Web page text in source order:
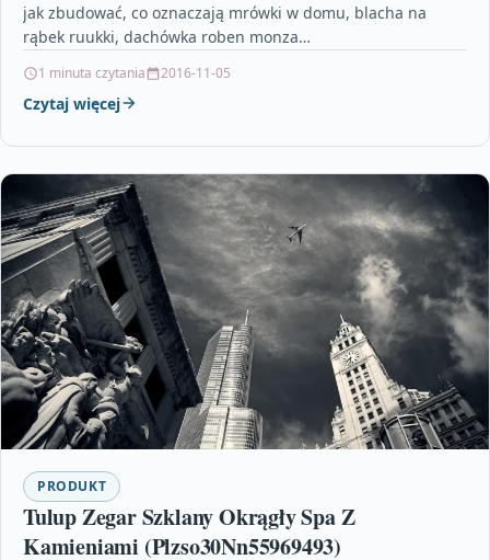
jak zbudować, co oznaczają mrówki w domu, blacha na
rąbek ruukki, dachówka roben monza…
1 minuta czytania 2016-11-05
Czytaj więcej
PRODUKT
Tulup Zegar Szklany Okrągły Spa Z
Kamieniami (Plzso30Nn55969493)